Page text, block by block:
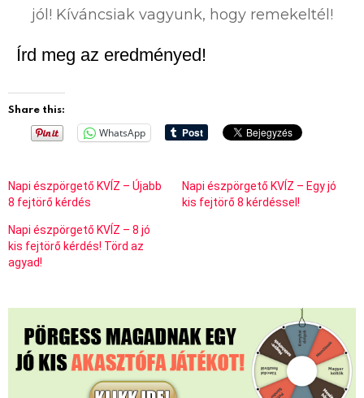
jól! Kíváncsiak vagyunk, hogy remekeltél!
Írd meg az eredményed!
Share this:
WhatsApp
Napi észpörgető KVÍZ – Újabb
8 fejtörő kérdés
Napi észpörgető KVÍZ – Egy jó
kis fejtörő 8 kérdéssel!
Napi észpörgető KVÍZ – 8 jó
kis fejtörő kérdés! Törd az
agyad!